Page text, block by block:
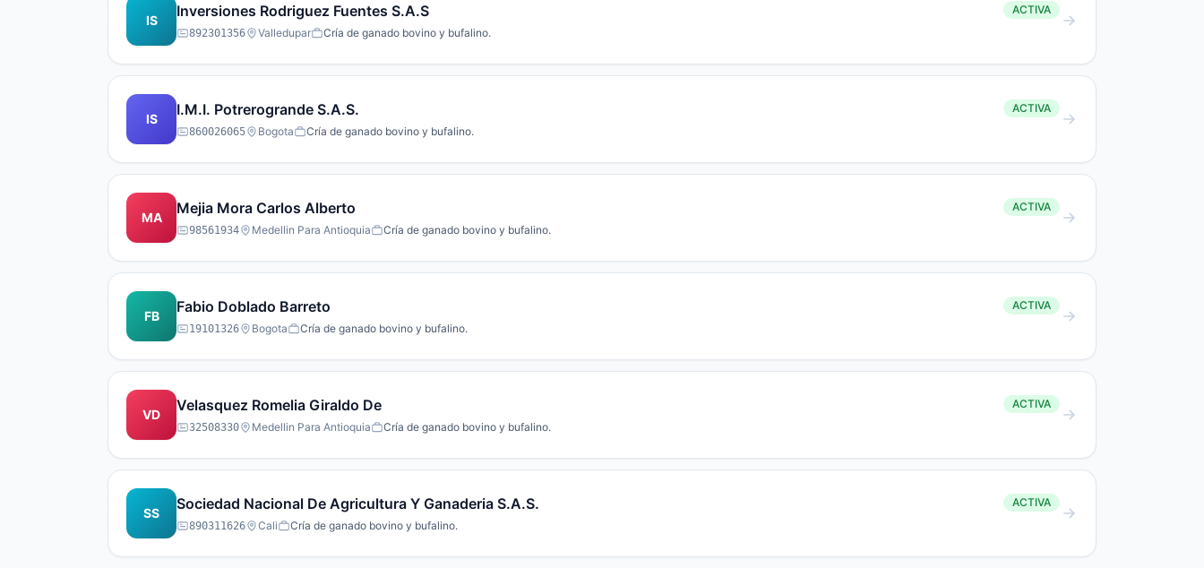
IS
Inversiones Rodriguez Fuentes S.A.S ACTIVA
892301356 Valledupar Cría de ganado bovino y bufalino.
IS
I.M.I. Potrerogrande S.A.S. ACTIVA
860026065 Bogota Cría de ganado bovino y bufalino.
MA
Mejia Mora Carlos Alberto ACTIVA
98561934 Medellin Para Antioquia Cría de ganado bovino y bufalino.
FB
Fabio Doblado Barreto ACTIVA
19101326 Bogota Cría de ganado bovino y bufalino.
VD
Velasquez Romelia Giraldo De ACTIVA
32508330 Medellin Para Antioquia Cría de ganado bovino y bufalino.
SS
Sociedad Nacional De Agricultura Y Ganaderia S.A.S. ACTIVA
890311626 Cali Cría de ganado bovino y bufalino.